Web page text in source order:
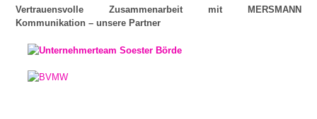
Vertrauensvolle Zusammenarbeit mit MERSMANN
Kommunikation – unsere Partner